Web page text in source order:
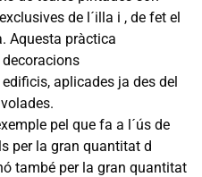
de l´illa i , de fet el
Aquesta pràctica
aplicades ja des del
pel que fa a l´ús de
per la gran quantitat d
també per la gran quantitat